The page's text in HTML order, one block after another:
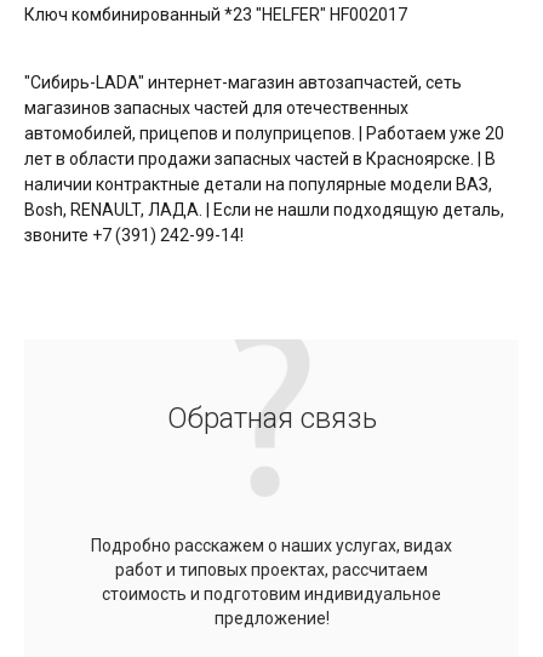
Ключ комбинированный *23 "HELFER" HF002017
"Сибирь-LADA" интернет-магазин автозапчастей, сеть
магазинов запасных частей для отечественных
автомобилей, прицепов и полуприцепов. | Работаем уже 20
лет в области продажи запасных частей в Красноярске. | В
наличии контрактные детали на популярные модели ВАЗ,
Bosh, RENAULT, ЛАДА. | Если не нашли подходящую деталь,
звоните +7 (391) 242-99-14!
Обратная связь
Подробно расскажем о наших услугах, видах
работ и типовых проектах, рассчитаем
стоимость и подготовим индивидуальное
предложение!